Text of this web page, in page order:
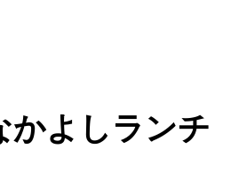
かよしランチ